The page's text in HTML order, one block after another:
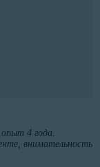
4 года.
внимательность